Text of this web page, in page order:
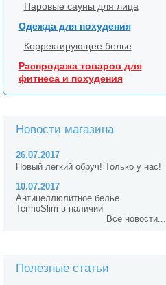
Паровые сауны для лица
Одежда для похудения
Корректирующее белье
Распродажа товаров для
фитнеса и похудения
Новости магазина
26.07.2017
Новый легкий обруч! Только у нас!
10.07.2017
Антицеллюлитное белье
TermoSlim в наличии
Все новости...
Полезные статьи